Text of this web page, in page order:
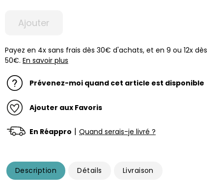
Ajouter
Payez en 4x sans frais dès 30€ d'achats, et en 9 ou 12x dès
50€. En savoir plus
Prévenez-moi quand cet article est disponible
Ajouter aux Favoris
En Réappro | Quand serais-je livré ?
Description Détails Livraison